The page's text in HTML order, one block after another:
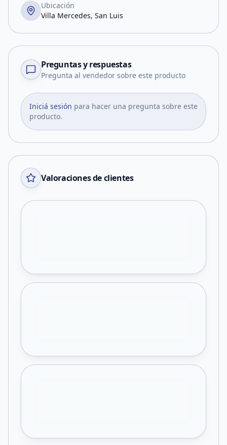
Ubicación
Villa Mercedes, San Luis
Preguntas y respuestas
Pregunta al vendedor sobre este producto
Iniciá sesión para hacer una pregunta sobre este
producto.
Valoraciones de clientes